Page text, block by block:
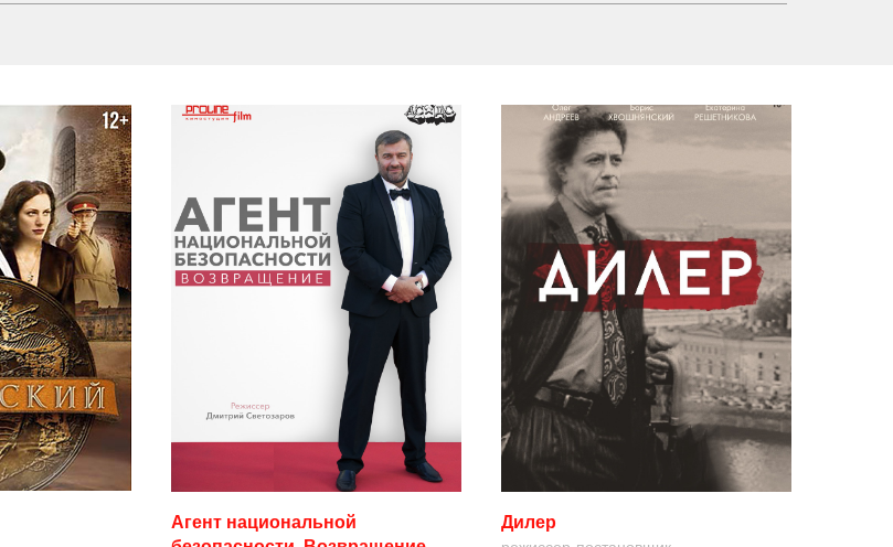
Агент национальной
Дилер